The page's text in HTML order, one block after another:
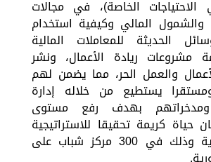
الاحتياجات الخاصة)، في مجالات
والشمول المالي وكيفية استخدام
الحديثة للمعاملات المالية
مشروعات ريادة الأعمال، ونشر
والعمل الحر، مما يضمن لهم
يستطيع من خلاله إدارة
ومدخراتهم بهدف رفع مستوى
حياة كريمة تحقيقا للاستراتيجية
الوطنية المصرية وذلك في 300 مركز شباب على